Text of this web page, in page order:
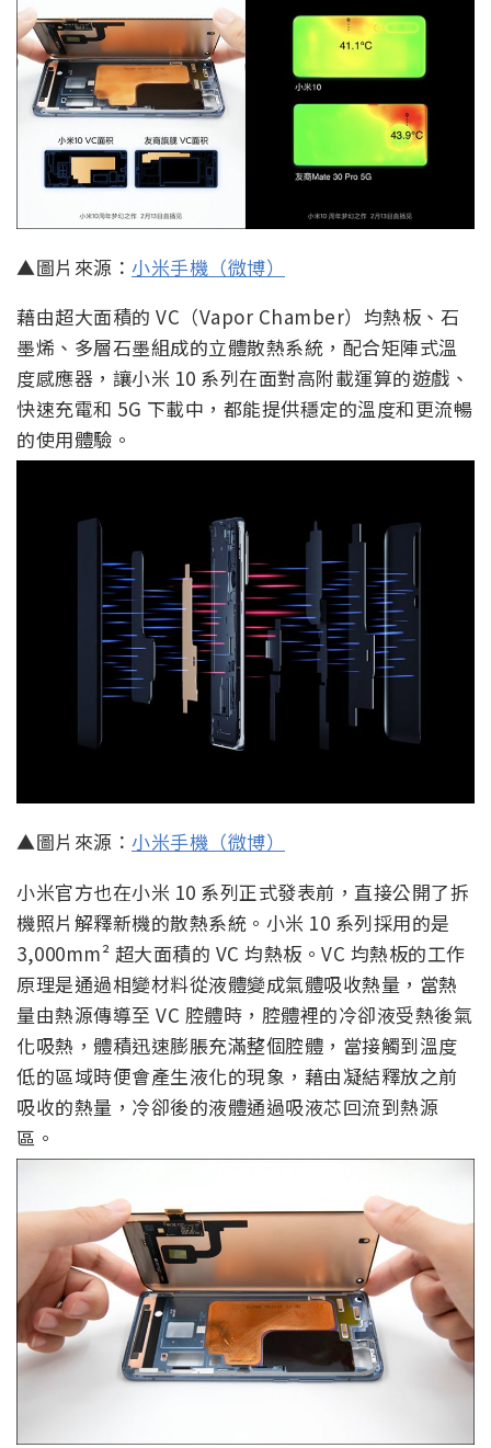
▲圖片來源： 小米手機（微博）
藉由超大面積的 VC（Vapor Chamber）均熱板、石
墨烯、多層石墨組成的立體散熱系統，配合矩陣式溫
度感應器，讓小米 10 系列在面對高附載運算的遊戲、
快速充電和 5G 下載中，都能提供穩定的溫度和更流暢
的使用體驗。
▲圖片來源： 小米手機（微博）
小米官方也在小米 10 系列正式發表前，直接公開了拆
機照片解釋新機的散熱系統。小米 10 系列採用的是
3,000mm² 超大面積的 VC 均熱板。VC 均熱板的工作
原理是通過相變材料從液體變成氣體吸收熱量，當熱
量由熱源傳導至 VC 腔體時，腔體裡的冷卻液受熱後氣
化吸熱，體積迅速膨脹充滿整個腔體，當接觸到溫度
低的區域時便會產生液化的現象，藉由凝結釋放之前
吸收的熱量，冷卻後的液體通過吸液芯回流到熱源
區。